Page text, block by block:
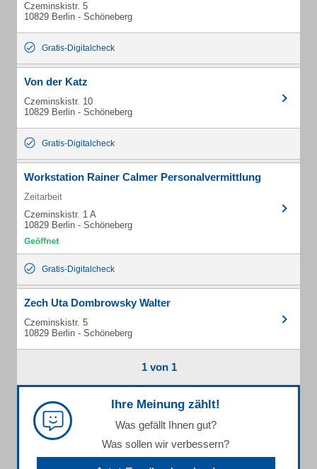
Czeminskistr. 5
10829 Berlin - Schöneberg
Gratis-Digitalcheck
Von der Katz
Czeminskistr. 10
10829 Berlin - Schöneberg
Gratis-Digitalcheck
Workstation Rainer Calmer Personalvermittlung
Zeitarbeit
Czeminskistr. 1 A
10829 Berlin - Schöneberg
Gratis-Digitalcheck
Zech Uta Dombrowsky Walter
Czeminskistr. 5
10829 Berlin - Schöneberg
1 von 1
Ihre Meinung zählt!
Was gefällt Ihnen gut?
Was sollen wir verbessern?